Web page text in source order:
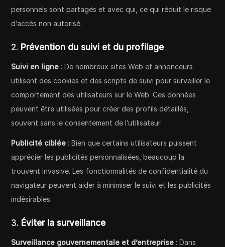
personnels sont partagés et avec qui, ce qui réduit le risque
d’accès non autorisé.
2. Prévention du suivi et du profilage
Suivi en ligne : De nombreux sites Web et annonceurs
utilisent des cookies et des scripts de suivi pour surveiller le
comportement des utilisateurs sur le Web. Ces données
peuvent être utilisées pour créer des profils détaillés,
souvent sans le consentement de l’utilisateur.
Publicité ciblée : Bien que certains utilisateurs puissent
apprécier les publicités personnalisées, beaucoup la
trouvent invasive. Les fonctionnalités de confidentialité du
navigateur peuvent aider à minimiser le suivi et les publicités
indésirables.
3. Éviter la surveillance
Surveillance gouvernementale et d’entreprise : Dans